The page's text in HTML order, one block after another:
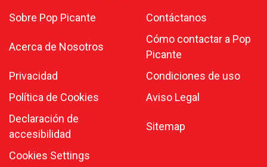
Sobre Pop Picante Contáctanos
Acerca de Nosotros
Cómo contactar a Pop
Picante
Privacidad
Condiciones de uso
Política de Cookies
Aviso Legal
Declaración de
accesibilidad
Sitemap
Cookies Settings